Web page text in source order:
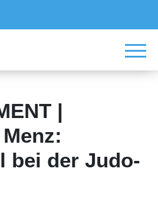
|
bei der Judo-